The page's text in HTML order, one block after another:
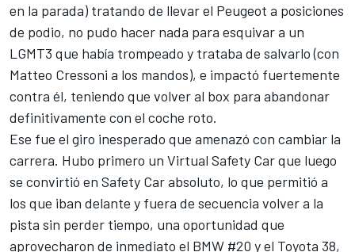
en la parada) tratando de llevar el Peugeot a posiciones
de podio, no pudo hacer nada para esquivar a un
LGMT3 que había trompeado y trataba de salvarlo (con
Matteo Cressoni a los mandos), e impactó fuertemente
contra él, teniendo que volver al box para abandonar
definitivamente con el coche roto.
Ese fue el giro inesperado que amenazó con cambiar la
carrera. Hubo primero un Virtual Safety Car que luego
se convirtió en Safety Car absoluto, lo que permitió a
los que iban delante y fuera de secuencia volver a la
pista sin perder tiempo, una oportunidad que
aprovecharon de inmediato el BMW #20 y el Toyota 38,